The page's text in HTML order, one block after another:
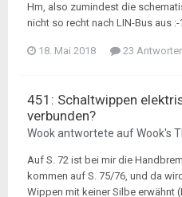
Hm, also zumindest die
nicht so recht nach LIN-Bus aus
18. Mai 2018 23
451: Schaltwippen
verbunden?
Wookantwortete aufWook's
Auf S. 72 ist bei mir die
kommen auf S. 75/76, und da
Wippen mit keiner Silbe erwähnt